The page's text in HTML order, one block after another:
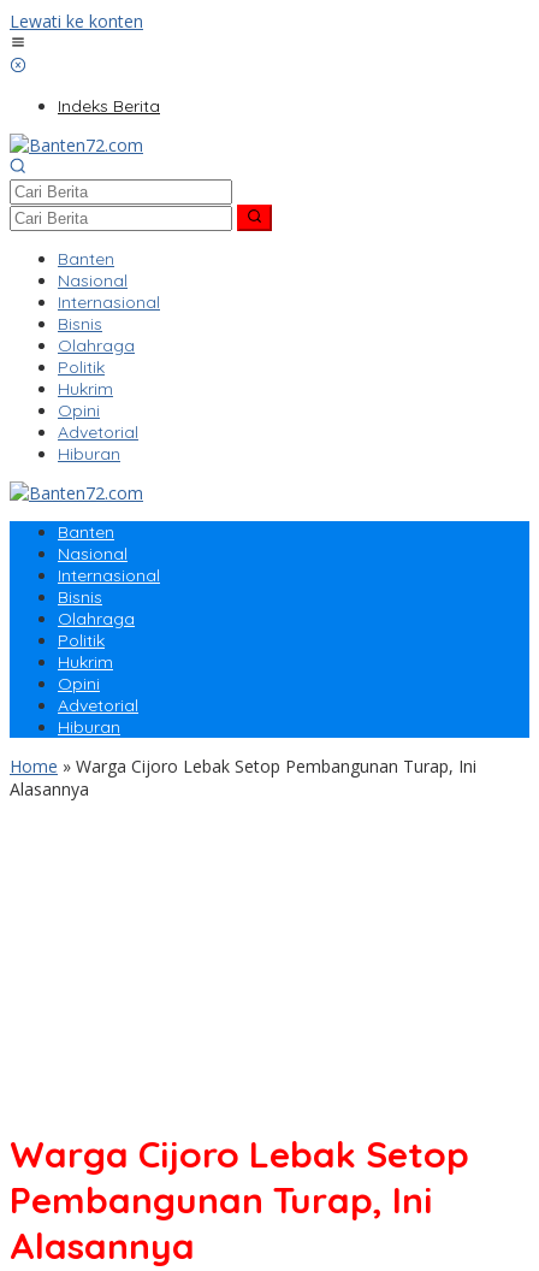
Lewati ke konten
Indeks Berita
Banten
Nasional
Internasional
Bisnis
Olahraga
Politik
Hukrim
Opini
Advetorial
Hiburan
Banten
Nasional
Internasional
Bisnis
Olahraga
Politik
Hukrim
Opini
Advetorial
Hiburan
Home » Warga Cijoro Lebak Setop Pembangunan Turap, Ini
Alasannya
Warga Cijoro Lebak Setop
Pembangunan Turap, Ini
Alasannya